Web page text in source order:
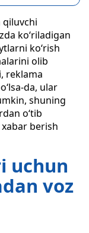
koʻriladigan
koʻrish
olib
reklama
da, ular
shuning
o‘tib
berish
uchun
voz